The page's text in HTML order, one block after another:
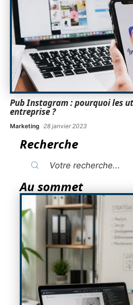
Pub Instagram : pourquoi les
entreprise ?
Marketing 28 janvier 2023
Recherche
Au sommet